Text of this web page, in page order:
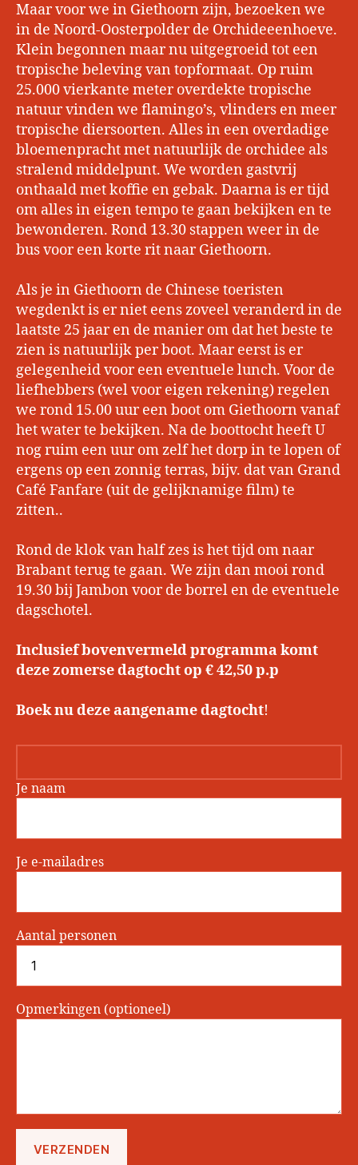
Maar voor we in Giethoorn zijn, bezoeken we
in de Noord-Oosterpolder de Orchideeenhoeve.
Klein begonnen maar nu uitgegroeid tot een
tropische beleving van topformaat. Op ruim
25.000 vierkante meter overdekte tropische
natuur vinden we flamingo’s, vlinders en meer
tropische diersoorten. Alles in een overdadige
bloemenpracht met natuurlijk de orchidee als
stralend middelpunt. We worden gastvrij
onthaald met koffie en gebak. Daarna is er tijd
om alles in eigen tempo te gaan bekijken en te
bewonderen. Rond 13.30 stappen weer in de
bus voor een korte rit naar Giethoorn.
Als je in Giethoorn de Chinese toeristen
wegdenkt is er niet eens zoveel veranderd in de
laatste 25 jaar en de manier om dat het beste te
zien is natuurlijk per boot. Maar eerst is er
gelegenheid voor een eventuele lunch. Voor de
liefhebbers (wel voor eigen rekening) regelen
we rond 15.00 uur een boot om Giethoorn vanaf
het water te bekijken. Na de boottocht heeft U
nog ruim een uur om zelf het dorp in te lopen of
ergens op een zonnig terras, bijv. dat van Grand
Café Fanfare (uit de gelijknamige film) te
zitten..
Rond de klok van half zes is het tijd om naar
Brabant terug te gaan. We zijn dan mooi rond
19.30 bij Jambon voor de borrel en de eventuele
dagschotel.
Inclusief bovenvermeld programma komt
deze zomerse dagtocht op € 42,50 p.p
Boek nu deze aangename dagtocht!
Je naam
Je e-mailadres
Aantal personen
Opmerkingen (optioneel)